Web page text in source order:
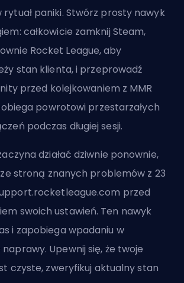
paniki. Stwórz prosty nawyk
całkowicie zamknij Steam,
Rocket League, aby
stan klienta, i przeprowadź
przed kolejkowaniem z MMR
powrotowi przestarzałych
podczas długiej sesji.
działać dziwnie ponownie,
stroną znanych problemów z 23
przed
swoich ustawień. Ten nawyk
i zapobiega wpadaniu w
Upewnij się, że twoje
czyste, zweryfikuj aktualny stan